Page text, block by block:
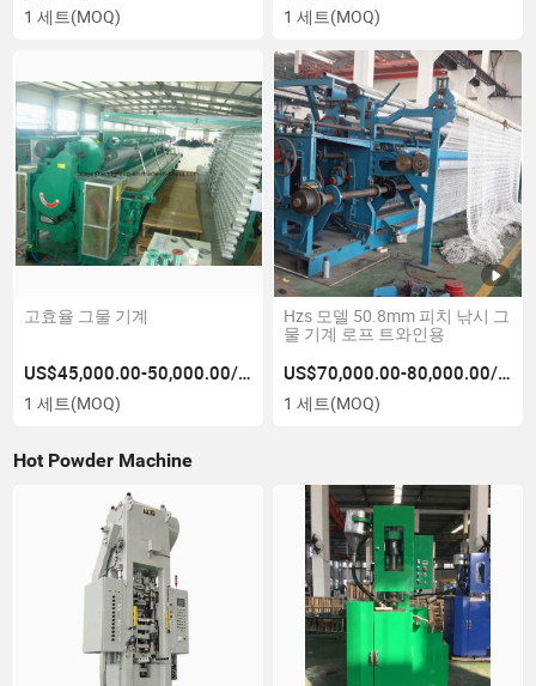
1 세트(MOQ) 1 세트(MOQ)
고효율 그물 기계
US$45,000.00-50,000.00/세트
1 세트(MOQ)
Hzs 모델 50.8mm 피치 낚시 그
물 기계 로프 트와인용
US$70,000.00-80,000.00/세트
1 세트(MOQ)
Hot Powder Machine